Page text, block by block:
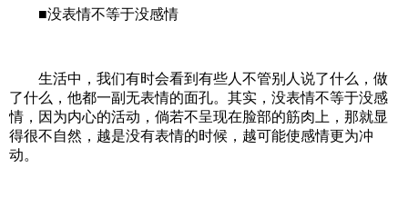
■没表情不等于没感情
生活中，我们有时会看到有些人不管别人说了什么，做
了什么，他都一副无表情的面孔。其实，没表情不等于没感
情，因为内心的活动，倘若不呈现在脸部的筋肉上，那就显
得很不自然，越是没有表情的时候，越可能使感情更为冲
动。